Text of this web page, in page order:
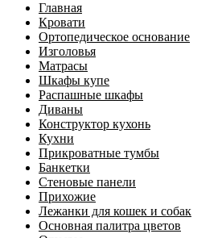
Главная
Кровати
Ортопедическое основание
Изголовья
Матрасы
Шкафы купе
Распашные шкафы
Диваны
Конструктор кухонь
Кухни
Прикроватные тумбы
Банкетки
Стеновые панели
Прихожие
Лежанки для кошек и собак
Основная палитра цветов